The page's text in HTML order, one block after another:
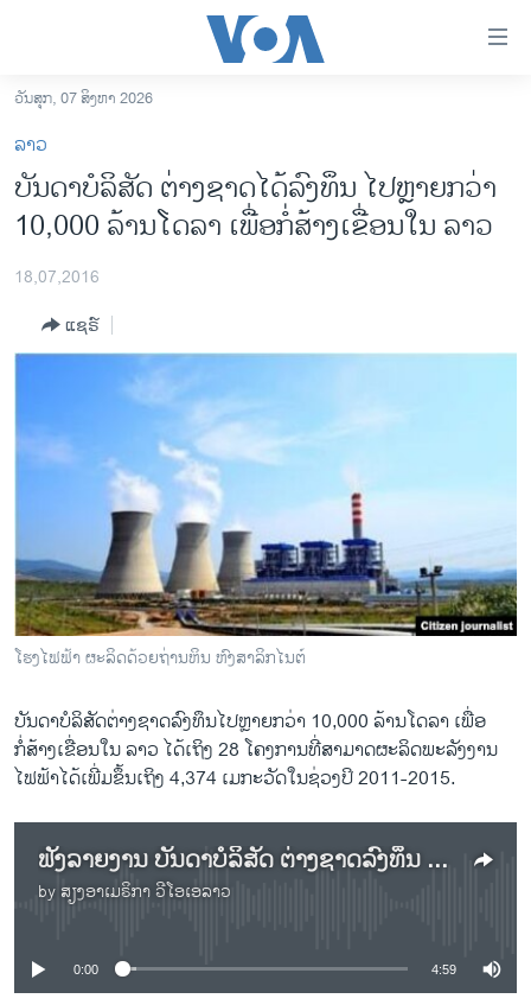
ເຂົ້າ
ຫາ
ຂ້າມ
ຂ້າມ
ຂ້າມ
ຫາ
ລາວ
ອາເມຣິກາ
ຂ່າວ​ຈີນ
ໂລກ
ອິດສະຫຼະພາບດ້ານການຂ່າວ
ຊີວິດຊາວລາວ
ຊຸມຊົນຊາວລາວ
ວິທະຍາສາດ-ເທັກໂນໂລຈີ
ທຸລະກິດ
ພາສາອັງກິດ
ສຽງ
ລາຍການກະຈາຍສຽງ
ຕິດຕາມພວກເຮົາ ທີ່
ພາສາຕ່າງໆ
ວັນສຸກ, 07 ສິງຫາ 2026
ລາວ
ບັນດາບໍລິສັດ ຕ່າງຊາດໄດ້ລົງທຶນ ໄປຫຼາຍກວ່າ
10,000 ລ້ານໂດລາ ເພື່ອກໍ່ສ້າງເຂື່ອນໃນ ລາວ
18,07,2016
ແຊຣ໌
ໂຮງໄຟຟ້າ ຜະລິດດ້ວຍຖ່ານຫິນ ຫົງສາລິກໄນຕ໌
ບັນດາບໍລິສັດຕ່າງຊາດລົງທຶນໄປຫຼາຍກວ່າ 10,000 ລ້ານໂດລາ ເພື່ອ
ກໍ່ສ້າງເຂື່ອນໃນ ລາວ ໄດ້ເຖິງ 28 ໂຄງການທີ່ສາມາດຜະລິດພະລັງງານ
ໄຟຟ້າໄດ້ເພີ່ມຂຶ້ນເຖິງ 4,374 ເມກະວັດໃນຊ່ວງປິ 2011-2015.
ຟັງລາຍງານ ບັນດາບໍລິສັດ ຕ່າງຊາດລົງທຶນ ໄປຫຼາຍກວ່າ 10,000 ລ້ານໂດລາ ເພື່ອກໍ່ສ້າງເຂື່ອນໃນ ລາວ
by ສຽງອາເມຣິກາ ວີໂອເອລາວ
No media source currently available
0:00 4:59